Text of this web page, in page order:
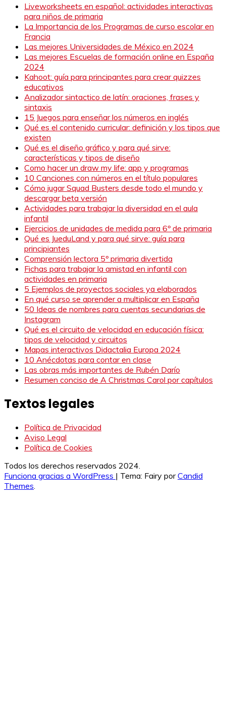
Liveworksheets en español: actividades interactivas
para niños de primaria
La Importancia de los Programas de curso escolar en
Francia
Las mejores Universidades de México en 2024
Las mejores Escuelas de formación online en España
2024
Kahoot: guía para principantes para crear quizzes
educativos
Analizador sintactico de latín: oraciones, frases y
sintaxis
15 Juegos para enseñar los números en inglés
Qué es el contenido curricular: definición y los tipos que
existen
Qué es el diseño gráfico y para qué sirve:
características y tipos de diseño
Como hacer un draw my life: app y programas
10 Canciones con números en el título populares
Cómo jugar Squad Busters desde todo el mundo y
descargar beta versión
Actividades para trabajar la diversidad en el aula
infantil
Ejercicios de unidades de medida para 6º de primaria
Qué es JueduLand y para qué sirve: guía para
principiantes
Comprensión lectora 5º primaria divertida
Fichas para trabajar la amistad en infantil con
actividades en primaria
5 Ejemplos de proyectos sociales ya elaborados
En qué curso se aprender a multiplicar en España
50 Ideas de nombres para cuentas secundarias de
Instagram
Qué es el circuito de velocidad en educación física:
tipos de velocidad y circuitos
Mapas interactivos Didactalia Europa 2024
10 Anécdotas para contar en clase
Las obras más importantes de Rubén Darío
Resumen conciso de A Christmas Carol por capítulos
Textos legales
Política de Privacidad
Aviso Legal
Política de Cookies
Todos los derechos reservados 2024.
Funciona gracias a WordPress | Tema: Fairy porCandid
Themes.